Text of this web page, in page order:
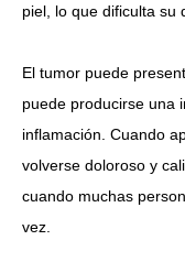
piel, lo que dificulta su
El tumor puede
puede producirse una
inflamación. Cuando
volverse doloroso y
cuando muchas
vez.